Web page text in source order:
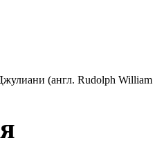
(англ. Rudolph